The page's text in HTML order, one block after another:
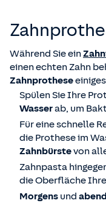
Während Sie ein
einen echten Zahn
Zahnprothese
Spülen Sie Ihre
Wasserab, um
Für eine schnelle
die Prothese im
Zahnbürstevon
Zahnpasta
die Oberfläche
Morgens und